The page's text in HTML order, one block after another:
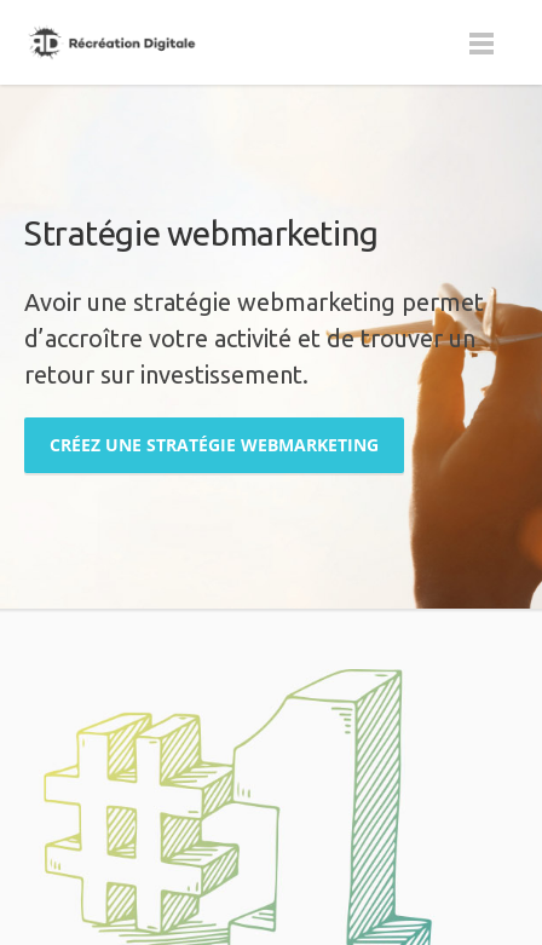
Stratégie webmarketing
Avoir une stratégie webmarketing permet
d’accroître votre activité et de trouver un
retour sur investissement.
CRÉEZ UNE STRATÉGIE WEBMARKETING